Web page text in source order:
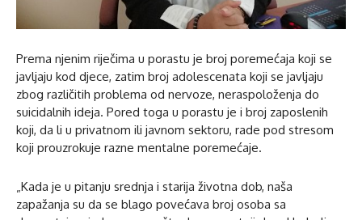
Prema njenim riječima u porastu je broj poremećaja koji se
javljaju kod djece, zatim broj adolescenata koji se javljaju
zbog različitih problema od nervoze, neraspoloženja do
suicidalnih ideja. Pored toga u porastu je i broj zaposlenih
koji, da li u privatnom ili javnom sektoru, rade pod stresom
koji prouzrokuje razne mentalne poremećaje.
„Kada je u pitanju srednja i starija životna dob, naša
zapažanja su da se blago povećava broj osoba sa